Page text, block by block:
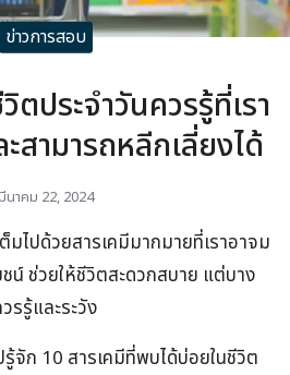
ข่าวการสอบ
ตประจำวันควรรู้ที่เรา
สามารถหลีกเลี่ยงได้
มีนาคม 22, 2024
มไปด้วยสารเคมีมากมายที่เราอาจม
น์ ช่วยให้ชีวิตสะดวกสบาย แต่บาง
รรู้และระวัง
จัก 10 สารเคมีที่พบได้บ่อยในชีวิต